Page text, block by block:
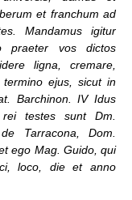
et franchum ad
Mandamus igitur
praeter vos dictos
ligna, cremare,
ejus, sicut in
Barchinon. IV Idus
testes sunt Dm.
Tarracona, Dom.
ego Mag. Guido, qui
loco, die et anno